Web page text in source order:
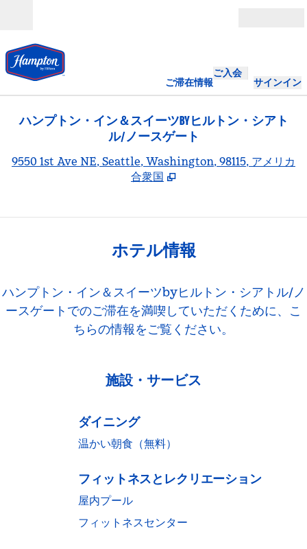
ご滞在情報
ご入会
サインイン
ハンプトン・イン＆スイーツBYヒルトン・シアト
ル/ノースゲート
9550 1st Ave NE, Seattle, Washington, 98115, アメリカ
合衆国
ホテル情報
ハンプトン・イン＆スイーツbyヒルトン・シアトル/ノ
ースゲートでのご滞在を満喫していただくために、こ
ちらの情報をご覧ください。
施設・サービス
ダイニング
温かい朝食（無料）
フィットネスとレクリエーション
屋内プール
フィットネスセンター